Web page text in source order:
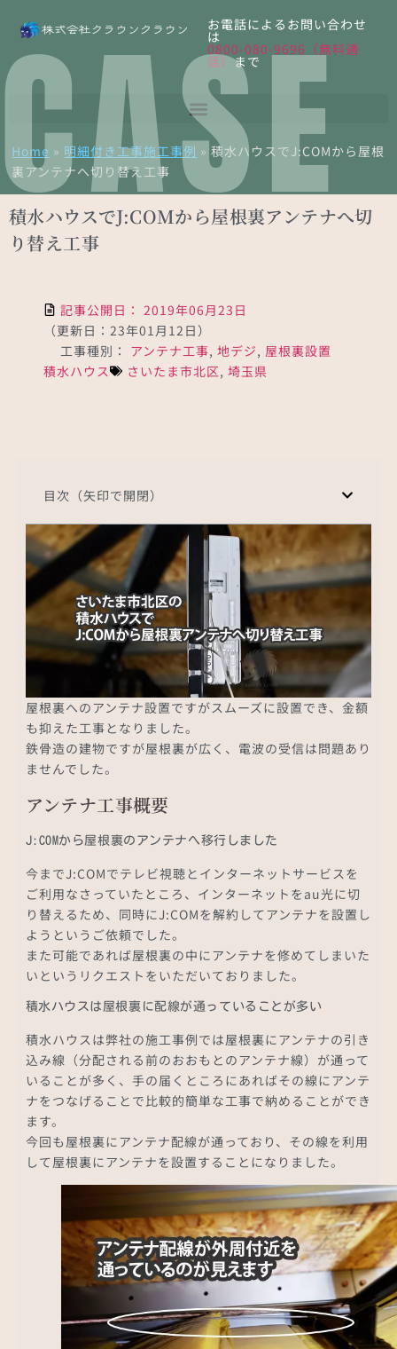
お電話によるお問い合わせ
は
0800-080-9696（無料通
話）まで
Home » 明細付き工事施工事例 »積水ハウスでJ:COMから屋根
裏アンテナへ切り替え工事
積水ハウスでJ:COMから屋根裏アンテナへ切
り替え工事
CASE
記事公開日： 2019年06月23日
（更新日：23年01月12日）
工事種別： アンテナ工事,地デジ, 屋根裏設置
積水ハウス
さいたま市北区,埼玉県
目次（矢印で開閉）
屋根裏へのアンテナ設置ですがスムーズに設置でき、金額
も抑えた工事となりました。
鉄骨造の建物ですが屋根裏が広く、電波の受信は問題あり
ませんでした。
アンテナ工事概要
J:COMから屋根裏のアンテナへ移行しました
今までJ:COMでテレビ視聴とインターネットサービスを
ご利用なさっていたところ、インターネットをau光に切
り替えるため、同時にJ:COMを解約してアンテナを設置し
ようというご依頼でした。
また可能であれば屋根裏の中にアンテナを修めてしまいた
いというリクエストをいただいておりました。
積水ハウスは屋根裏に配線が通っていることが多い
積水ハウスは弊社の施工事例では屋根裏にアンテナの引き
込み線（分配される前のおおもとのアンテナ線）が通って
いることが多く、手の届くところにあればその線にアンテ
ナをつなげることで比較的簡単な工事で納めることができ
ます。
今回も屋根裏にアンテナ配線が通っており、その線を利用
して屋根裏にアンテナを設置することになりました。